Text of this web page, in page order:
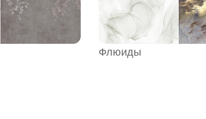
Флюиды